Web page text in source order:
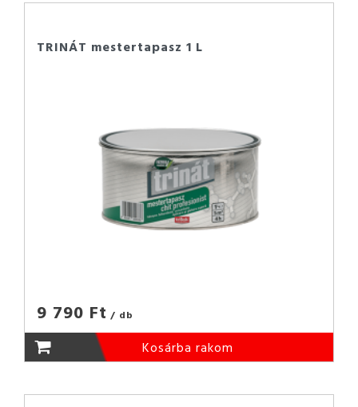
TRINÁT mestertapasz 1 L
9 790 Ft / db
Kosárba rakom